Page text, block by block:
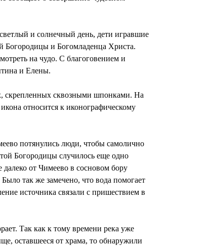
и солнечный день, дети игравшие
Богородицы и Богомладенца Христа.
на чудо. С благоговением и
и Елены.
скрепленных сквозными шпонками. На
относится к иконографическому
потянулись люди, чтобы самолично
Богородицы случилось еще одно
далеко от Чимеево в сосновом бору
так же замечено, что вода помогает
источника связали с пришествием в
Так как к тому времени река уже
оставшееся от храма, то обнаружили